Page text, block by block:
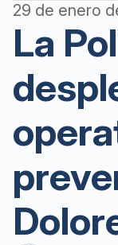
29 de enero
La